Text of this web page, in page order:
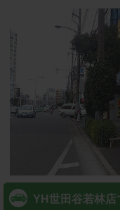
YH世田谷若林店